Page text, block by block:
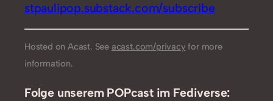
stpaulipop.substack.com/subscribe
Hosted on Acast. See acast.com/privacy for more
information.
Folge unserem POPcast im Fediverse: